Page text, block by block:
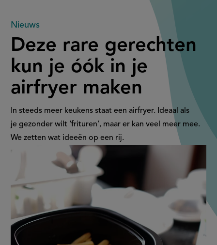
Deze
rare
gerechten
kun
je
óók
in
airfryer
maken
Nieuws
Deze rare gerechten
kun je óók in je
airfryer maken
In steeds meer keukens staat een airfryer. Ideaal als
je gezonder wilt ‘frituren’, maar er kan veel meer mee.
We zetten wat ideeën op een rij.